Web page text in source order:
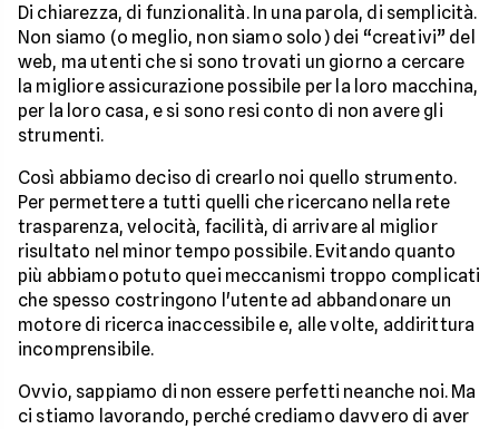
Di chiarezza, di funzionalità. In una parola, di semplicità.
Non siamo (o meglio, non siamo solo) dei “creativi” del
web, ma utenti che si sono trovati un giorno a cercare
la migliore assicurazione possibile per la loro macchina,
per la loro casa, e si sono resi conto di non avere gli
strumenti.
Così abbiamo deciso di crearlo noi quello strumento.
Per permettere a tutti quelli che ricercano nella rete
trasparenza, velocità, facilità, di arrivare al miglior
risultato nel minor tempo possibile. Evitando quanto
più abbiamo potuto quei meccanismi troppo complicati
che spesso costringono l'utente ad abbandonare un
motore di ricerca inaccessibile e, alle volte, addirittura
incomprensibile.
Ovvio, sappiamo di non essere perfetti neanche noi. Ma
ci stiamo lavorando, perché crediamo davvero di aver